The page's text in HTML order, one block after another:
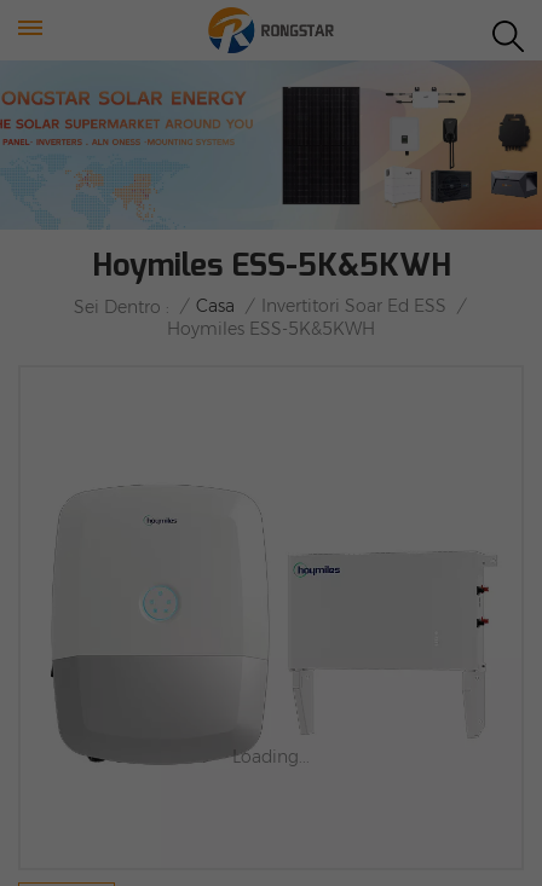
Hoymiles ESS-5K&5KWH
Sei Dentro : / Casa / Invertitori Soar Ed ESS
/
Hoymiles ESS-5K&5KWH
Loading...